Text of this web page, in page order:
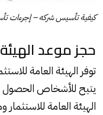
كيفية تأسيس شركه – إجرءات
حجز موعد
توفر الهيئة العامة
يتيح للأشخاص الحصول
الهيئة العامة